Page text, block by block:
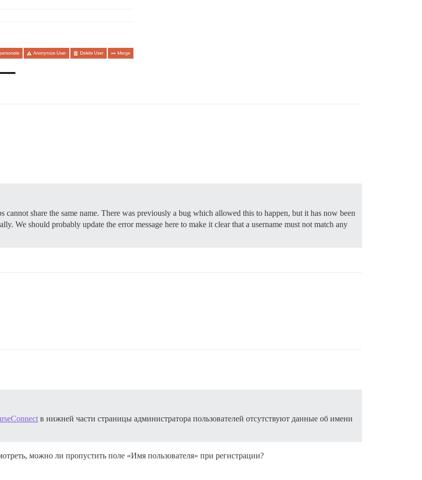
share the same name. There was previously a bug which allowed this to happen, but it has now been
We should probably update the error message here to make it clear that a username must not match any
в нижней части страницы администратора пользователей отсутствуют данные об имени
можно ли пропустить поле «Имя пользователя» при регистрации?